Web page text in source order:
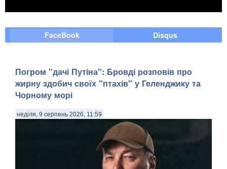
FaceBook Disqus
Погром "дачі Путіна": Бровді розповів про
жирну здобич своїх "птахів" у Геленджику та
Чорному морі
неділя, 9 серпень 2026, 11:59